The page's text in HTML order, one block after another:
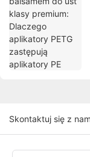
Skontaktuj się z